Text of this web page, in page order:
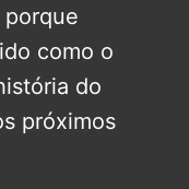
como o
do
próximos